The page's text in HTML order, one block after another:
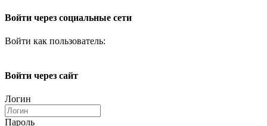
Войти через социальные сети
Войти как пользователь:
Войти через сайт
Логин
Пароль